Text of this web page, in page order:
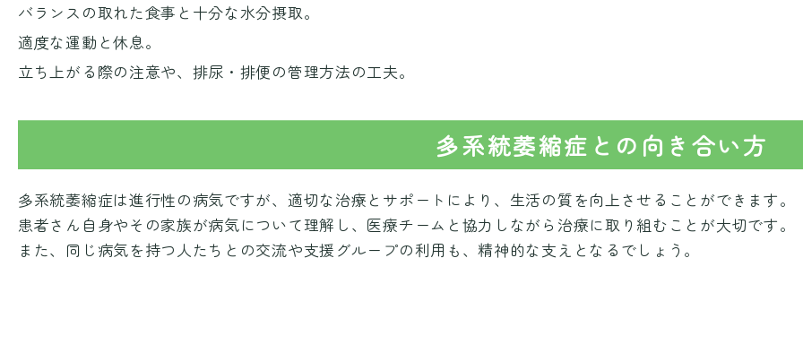
バランスの取れた食事と十分な水分摂取。
適度な運動と休息。
立ち上がる際の注意や、排尿・排便の管理方法の工夫。
多系統萎縮症との向き合い方
多系統萎縮症は進行性の病気ですが、適切な治療とサポートにより、生活の質を向上させることができます。
患者さん自身やその家族が病気について理解し、医療チームと協力しながら治療に取り組むことが大切です。
また、同じ病気を持つ人たちとの交流や支援グループの利用も、精神的な支えとなるでしょう。